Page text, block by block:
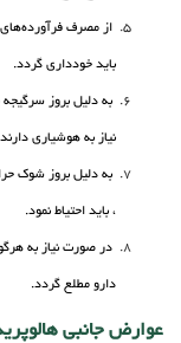
باید خودداری گردد.
به دلیل بروز سرگیجه
نیاز به هوشیاری
به دلیل بروز شوک
، باید احتیاط نمود.
در صورت نیاز به
دارو مطلع گردد.
عوارض جانبی